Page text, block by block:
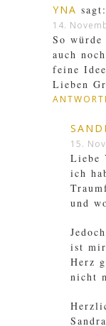
YNA sagt:
14.
So
auch
feine
Lieben
15.
Liebe
ich
und
ist mir
Herz
nicht
Sandra